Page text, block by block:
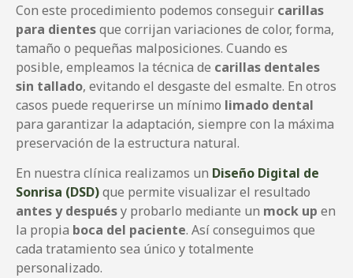
Con este procedimiento podemos conseguir carillas
para dientesque corrijan variaciones de color, forma,
tamaño o pequeñas malposiciones. Cuando es
posible, empleamos la técnica de carillas dentales
sin tallado, evitando el desgaste del esmalte. En otros
casos puede requerirse un mínimo limado dental
para garantizar la adaptación, siempre con la máxima
preservación de la estructura natural.
En nuestra clínica realizamos un Diseño Digital de
Sonrisa (DSD)que permite visualizar el resultado
antes y despuésy probarlo mediante un mock up en
la propia boca del paciente. Así conseguimos que
cada tratamiento sea único y totalmente
personalizado.